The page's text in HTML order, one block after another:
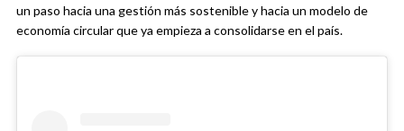
un paso hacia una gestión más sostenible y hacia un modelo de
economía circular que ya empieza a consolidarse en el país.